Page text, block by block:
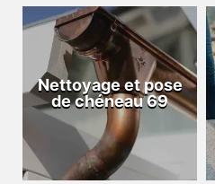
Nettoyage et pose
de chéneau 69